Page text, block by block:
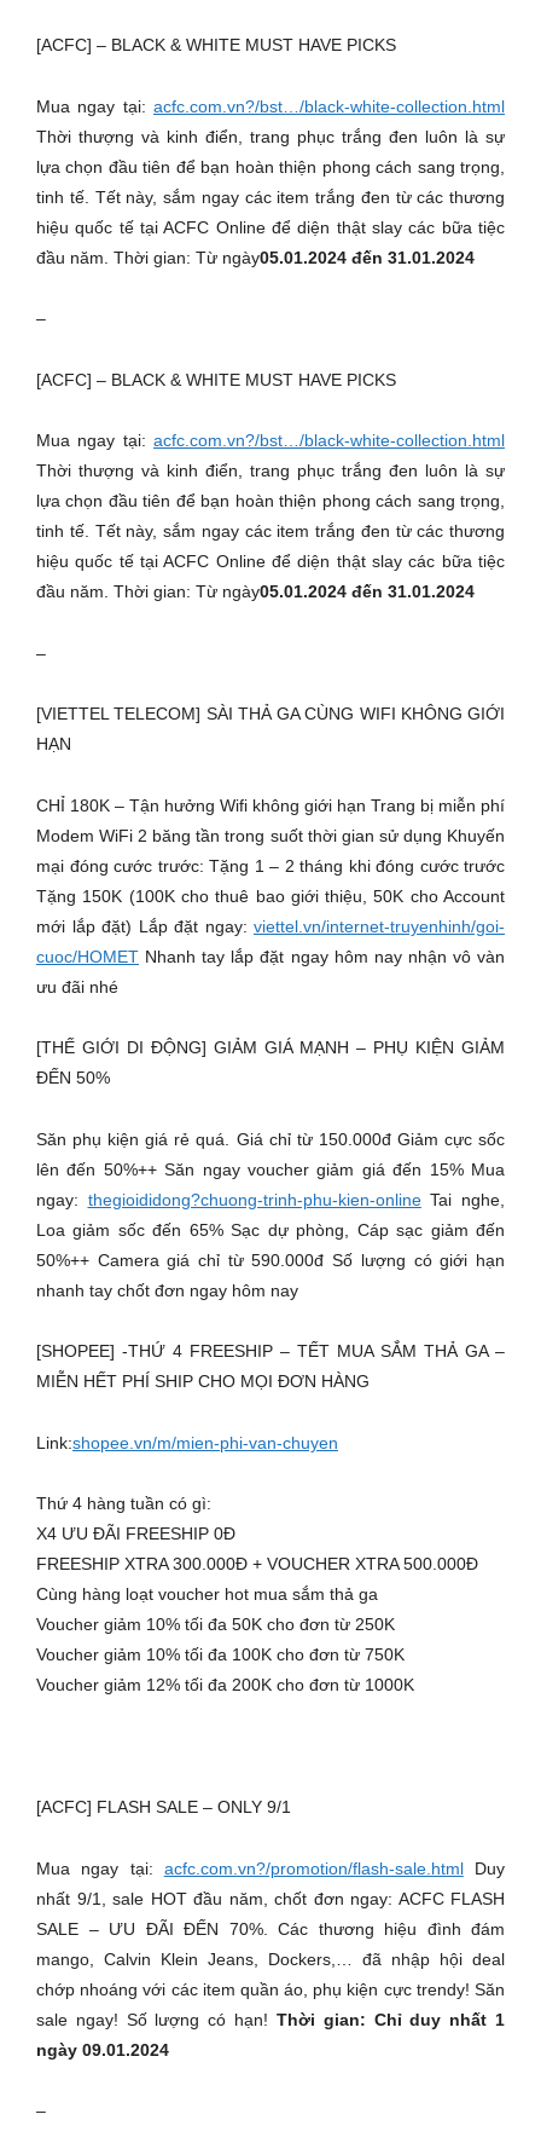
[ACFC] – BLACK & WHITE MUST HAVE PICKS
Mua ngay tại: acfc.com.vn?/bst…/black-white-collection.html
Thời thượng và kinh điển, trang phục trắng đen luôn là sự
lựa chọn đầu tiên để bạn hoàn thiện phong cách sang trọng,
tinh tế. Tết này, sắm ngay các item trắng đen từ các thương
hiệu quốc tế tại ACFC Online để diện thật slay các bữa tiệc
đầu năm. Thời gian: Từ ngày05.01.2024 đến 31.01.2024
–
[ACFC] – BLACK & WHITE MUST HAVE PICKS
Mua ngay tại: acfc.com.vn?/bst…/black-white-collection.html
Thời thượng và kinh điển, trang phục trắng đen luôn là sự
lựa chọn đầu tiên để bạn hoàn thiện phong cách sang trọng,
tinh tế. Tết này, sắm ngay các item trắng đen từ các thương
hiệu quốc tế tại ACFC Online để diện thật slay các bữa tiệc
đầu năm. Thời gian: Từ ngày05.01.2024 đến 31.01.2024
–
[VIETTEL TELECOM] SÀI THẢ GA CÙNG WIFI KHÔNG GIỚI
HẠN
CHỈ 180K – Tận hưởng Wifi không giới hạn Trang bị miễn phí
Modem WiFi 2 băng tần trong suốt thời gian sử dụng Khuyến
mại đóng cước trước: Tặng 1 – 2 tháng khi đóng cước trước
Tặng 150K (100K cho thuê bao giới thiệu, 50K cho Account
mới lắp đặt) Lắp đặt ngay: viettel.vn/internet-truyenhinh/goi-
cuoc/HOMET Nhanh tay lắp đặt ngay hôm nay nhận vô vàn
ưu đãi nhé
[THẾ GIỚI DI ĐỘNG] GIẢM GIÁ MẠNH – PHỤ KIỆN GIẢM
ĐẾN 50%
Săn phụ kiện giá rẻ quá. Giá chỉ từ 150.000đ Giảm cực sốc
lên đến 50%++ Săn ngay voucher giảm giá đến 15% Mua
ngay: thegioididong?chuong-trinh-phu-kien-onlineTai nghe,
Loa giảm sốc đến 65% Sạc dự phòng, Cáp sạc giảm đến
50%++ Camera giá chỉ từ 590.000đ Số lượng có giới hạn
nhanh tay chốt đơn ngay hôm nay
[SHOPEE] -THỨ 4 FREESHIP – TẾT MUA SẮM THẢ GA –
MIỄN HẾT PHÍ SHIP CHO MỌI ĐƠN HÀNG
Link:shopee.vn/m/mien-phi-van-chuyen
Thứ 4 hàng tuần có gì:
X4 ƯU ĐÃI FREESHIP 0Đ
FREESHIP XTRA 300.000Đ + VOUCHER XTRA 500.000Đ
Cùng hàng loạt voucher hot mua sắm thả ga
Voucher giảm 10% tối đa 50K cho đơn từ 250K
Voucher giảm 10% tối đa 100K cho đơn từ 750K
Voucher giảm 12% tối đa 200K cho đơn từ 1000K
[ACFC] FLASH SALE – ONLY 9/1
Mua ngay tại: acfc.com.vn?/promotion/flash-sale.htmlDuy
nhất 9/1, sale HOT đầu năm, chốt đơn ngay: ACFC FLASH
SALE – ƯU ĐÃI ĐẾN 70%. Các thương hiệu đình đám
mango, Calvin Klein Jeans, Dockers,… đã nhập hội deal
chớp nhoáng với các item quần áo, phụ kiện cực trendy! Săn
sale ngay! Số lượng có hạn! Thời gian: Chỉ duy nhất 1
ngày 09.01.2024
–